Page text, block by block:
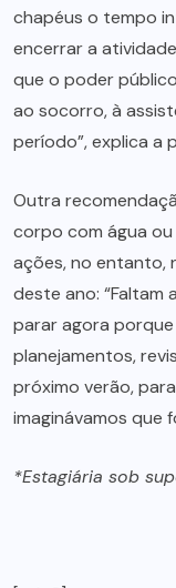
chapéus o tempo
encerrar a
que o poder
ao socorro, à
período”, explica a
Outra
corpo com água ou
ações, no entanto,
deste ano: “Faltam
parar agora
planejamentos,
próximo verão,
imaginávamos que
*Estagiária sob